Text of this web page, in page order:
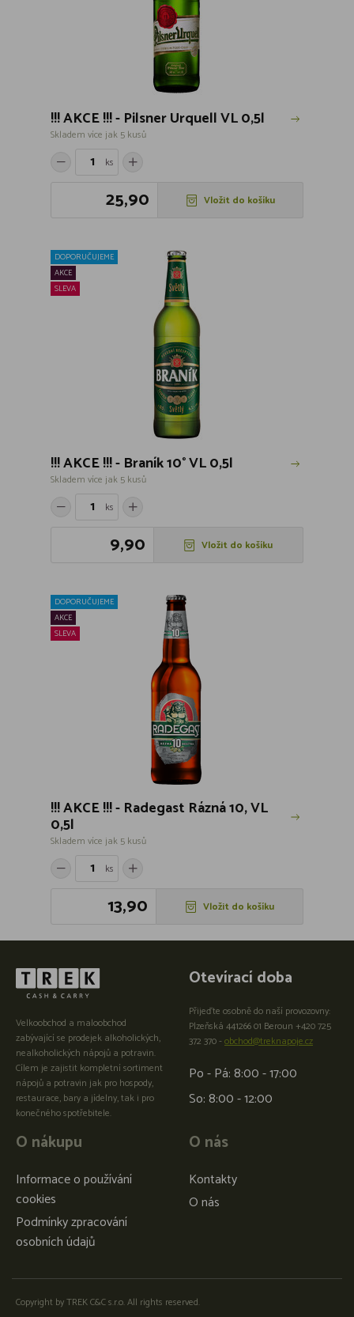
!!! AKCE !!! - Pilsner Urquell VL 0,5l
Skladem více jak 5 kusů
ks
25,90 Vložit do košíku
DOPORUČUJEME
AKCE
SLEVA
!!! AKCE !!! - Braník 10° VL 0,5l
Skladem více jak 5 kusů
ks
9,90 Vložit do košíku
DOPORUČUJEME
AKCE
SLEVA
!!! AKCE !!! - Radegast Rázná 10, VL
0,5l
Skladem více jak 5 kusů
ks
13,90 Vložit do košíku
Velkoobchod a maloobchod
zabývající se prodejek alkoholických,
nealkoholických nápojů a potravin.
Cílem je zajistit kompletní sortiment
nápojů a potravin jak pro hospody,
restaurace, bary a jídelny, tak i pro
konečného spotřebitele.
O nákupu
Informace o používání
cookies
Podmínky zpracování
osobních údajů
O nás
Kontakty
O nás
Otevírací doba
Přijeďte osobně do naší provozovny:
Plzeňská 441266 01 Beroun +420 725
372 370 -obchod@treknapoje.cz
Po - Pá: 8:00 - 17:00
So: 8:00 - 12:00
Copyright by TREK C&C s.r.o. All rights reserved.